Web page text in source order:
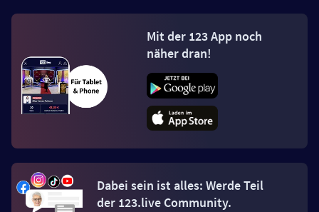
Mit der 123 App noch
näher dran!
Dabei sein ist alles: Werde Teil
der 123.live Community.